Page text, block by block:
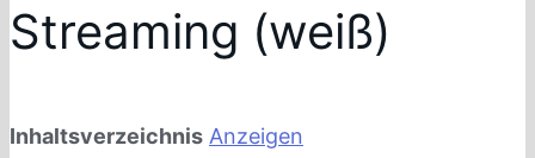
Streaming (weiß)
Inhaltsverzeichnis Anzeigen